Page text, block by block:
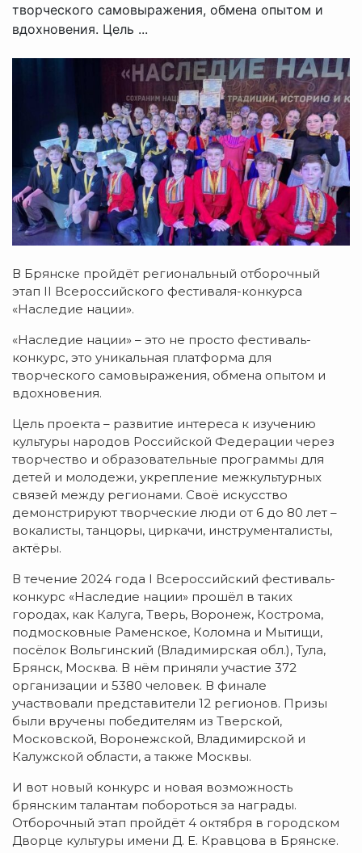
творческого самовыражения, обмена опытом и
вдохновения. Цель ...
В Брянске пройдёт региональный отборочный
этап II Всероссийского фестиваля-конкурса
«Наследие нации».
«Наследие нации» – это не просто фестиваль-
конкурс, это уникальная платформа для
творческого самовыражения, обмена опытом и
вдохновения.
Цель проекта – развитие интереса к изучению
культуры народов Российской Федерации через
творчество и образовательные программы для
детей и молодежи, укрепление межкультурных
связей между регионами. Своё искусство
демонстрируют творческие люди от 6 до 80 лет –
вокалисты, танцоры, циркачи, инструменталисты,
актёры.
В течение 2024 года I Всероссийский фестиваль-
конкурс «Наследие нации» прошёл в таких
городах, как Калуга, Тверь, Воронеж, Кострома,
подмосковные Раменское, Коломна и Мытищи,
посёлок Вольгинский (Владимирская обл.), Тула,
Брянск, Москва. В нём приняли участие 372
организации и 5380 человек. В финале
участвовали представители 12 регионов. Призы
были вручены победителям из Тверской,
Московской, Воронежской, Владимирской и
Калужской области, а также Москвы.
И вот новый конкурс и новая возможность
брянским талантам побороться за награды.
Отборочный этап пройдёт 4 октября в городском
Дворце культуры имени Д. Е. Кравцова в Брянске.